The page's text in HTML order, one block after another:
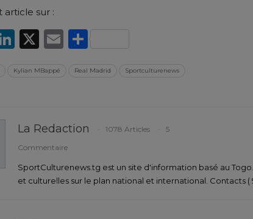
article sur :
LinkedIn
X EmailPartager
Kylian MBappé Real Madrid Sportculturenews
La Redaction 1078 Articles
5
Commentaire
SportCulturenews.tg est un site d'information basé au
et culturelles sur le plan national et international. Contacts (